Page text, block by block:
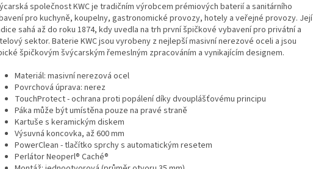
společnost KWC je tradičním výrobcem prémiových baterií a sanitárního
pro kuchyně, koupelny, gastronomické provozy, hotely a veřejné provozy. Její
sahá až do roku 1874, kdy uvedla na trh první špičkové vybavení pro privátní a
sektor. Baterie KWC jsou vyrobeny z nejlepší masivní nerezové oceli a jsou
špičkovým švýcarským řemeslným zpracováním a vynikajícím designem.
Materiál: masivní nerezová ocel
Povrchová úprava: nerez
TouchProtect - ochrana proti popálení díky dvouplášťovému principu
Páka může být umístěna pouze na pravé straně
Kartuše s keramickým diskem
Výsuvná koncovka, až 600 mm
PowerClean - tlačítko sprchy s automatickým resetem
Perlátor Neoperl® Caché®